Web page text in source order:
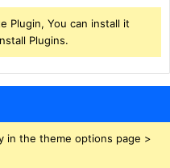
Plugin, You can install it
Plugins.
in the theme options page >